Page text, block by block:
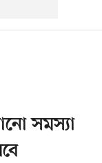
সমস্যা